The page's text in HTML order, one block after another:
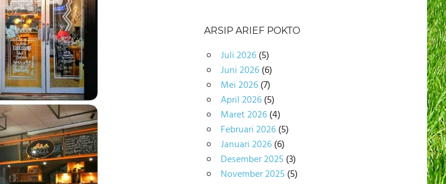
ARSIP ARIEF POKTO
Juli 2026(5)
Juni 2026(6)
Mei 2026(7)
April 2026(5)
Maret 2026(4)
Februari 2026(5)
Januari 2026(6)
Desember 2025(3)
November 2025(5)